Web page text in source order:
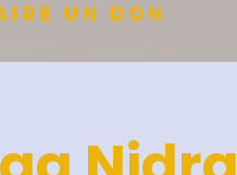
un don